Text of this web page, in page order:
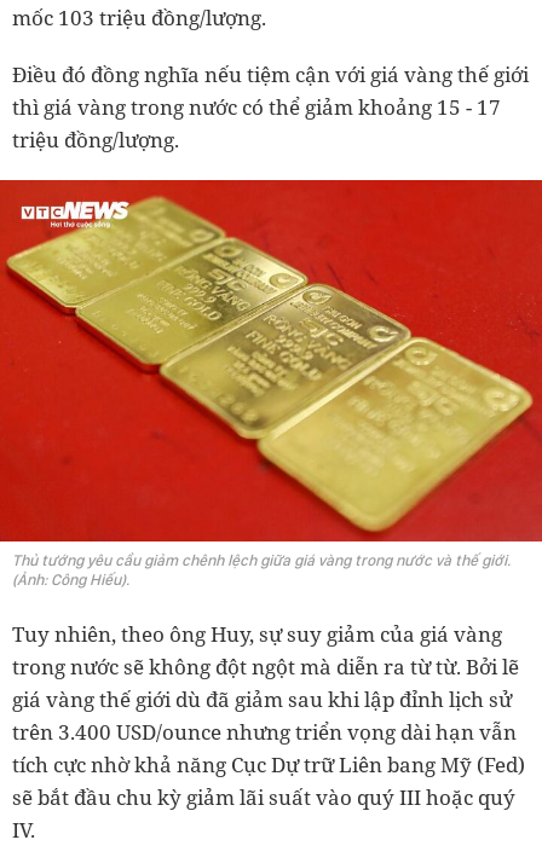
mốc 103 triệu đồng/lượng.
Điều đó đồng nghĩa nếu tiệm cận với giá vàng thế giới
thì giá vàng trong nước có thể giảm khoảng 15 - 17
triệu đồng/lượng.
Thủ tướng yêu cầu giảm chênh lệch giữa giá vàng trong nước và thế giới.
(Ảnh: Công Hiếu).
Tuy nhiên, theo ông Huy, sự suy giảm của giá vàng
trong nước sẽ không đột ngột mà diễn ra từ từ. Bởi lẽ
giá vàng thế giới dù đã giảm sau khi lập đỉnh lịch sử
trên 3.400 USD/ounce nhưng triển vọng dài hạn vẫn
tích cực nhờ khả năng Cục Dự trữ Liên bang Mỹ (Fed)
sẽ bắt đầu chu kỳ giảm lãi suất vào quý III hoặc quý
IV.